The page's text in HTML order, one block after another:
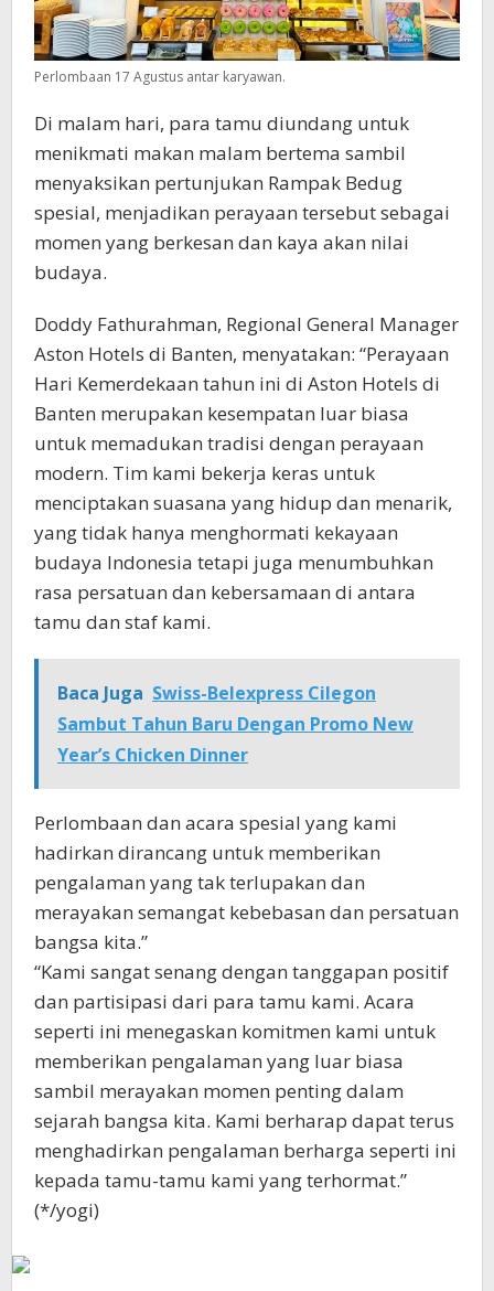
Perlombaan 17 Agustus antar karyawan.
Di malam hari, para tamu diundang untuk
menikmati makan malam bertema sambil
menyaksikan pertunjukan Rampak Bedug
spesial, menjadikan perayaan tersebut sebagai
momen yang berkesan dan kaya akan nilai
budaya.
Doddy Fathurahman, Regional General Manager
Aston Hotels di Banten, menyatakan: “Perayaan
Hari Kemerdekaan tahun ini di Aston Hotels di
Banten merupakan kesempatan luar biasa
untuk memadukan tradisi dengan perayaan
modern. Tim kami bekerja keras untuk
menciptakan suasana yang hidup dan menarik,
yang tidak hanya menghormati kekayaan
budaya Indonesia tetapi juga menumbuhkan
rasa persatuan dan kebersamaan di antara
tamu dan staf kami.
Baca Juga Swiss-Belexpress Cilegon
Sambut Tahun Baru Dengan Promo New
Year’s Chicken Dinner
Perlombaan dan acara spesial yang kami
hadirkan dirancang untuk memberikan
pengalaman yang tak terlupakan dan
merayakan semangat kebebasan dan persatuan
bangsa kita.”
“Kami sangat senang dengan tanggapan positif
dan partisipasi dari para tamu kami. Acara
seperti ini menegaskan komitmen kami untuk
memberikan pengalaman yang luar biasa
sambil merayakan momen penting dalam
sejarah bangsa kita. Kami berharap dapat terus
menghadirkan pengalaman berharga seperti ini
kepada tamu-tamu kami yang terhormat.”
(*/yogi)